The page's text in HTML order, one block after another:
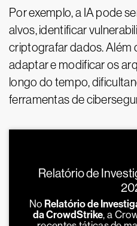
Por exemplo, a IA pode
alvos, identificar
criptografar dados. Além
adaptar e modificar os
longo do tempo,
ferramentas de
Relatório de
No Relatório de
da CrowdStrike, a